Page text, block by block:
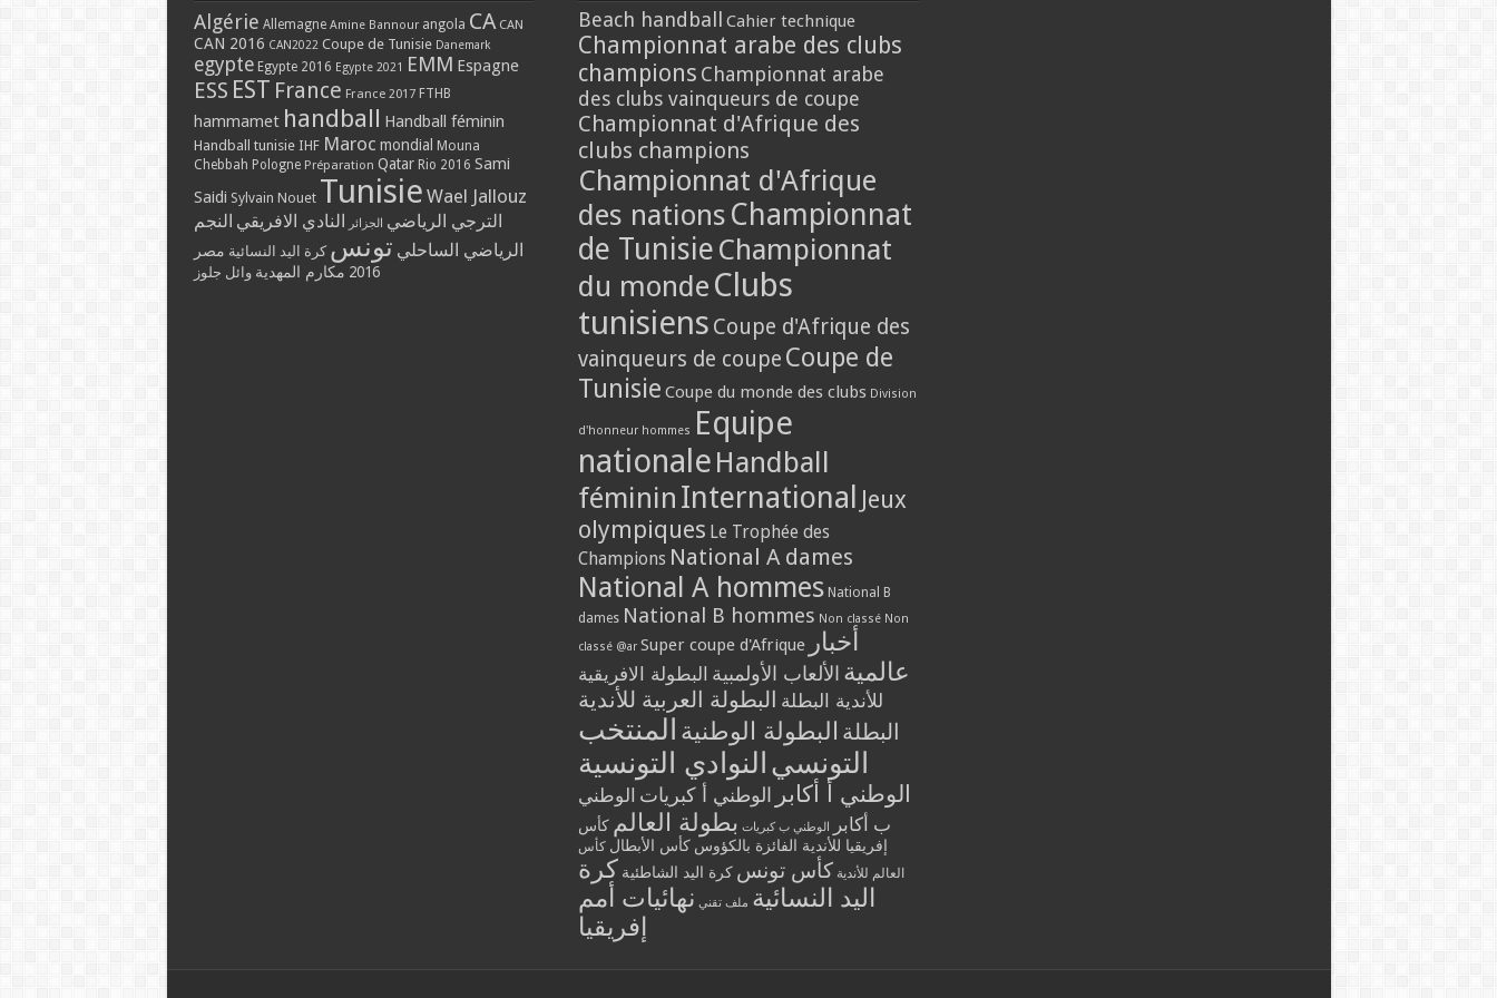
Algérie Allemagne Amine Bannour angola CA CAN
CAN 2016 CAN2022 Coupe de Tunisie Danemark
egypte Egypte 2016 Egypte 2021 EMM Espagne
ESS EST France France 2017 FTHB
hammamet handball Handball féminin
Handball tunisie IHF Maroc mondial Mouna
Chebbah Pologne Préparation Qatar Rio 2016 Sami
Saidi Sylvain Nouet Tunisie Wael Jallouz
الترجي الرياضي الجزائر النادي الافريقي النجم
الرياضي الساحلي تونس كرة اليد النسائية مصر
2016 مكارم المهدية وائل جلوز
Beach handball Cahier technique
Championnat arabe des clubs
champions Championnat arabe
des clubs vainqueurs de coupe
Championnat d'Afrique des
clubs champions
Championnat d'Afrique
des nations Championnat
de Tunisie Championnat
du monde Clubs
tunisiens Coupe d'Afrique des
vainqueurs de coupe Coupe de
Tunisie Coupe du monde des clubs Division
d'honneur hommes Equipe
nationale Handball
féminin International Jeux
olympiques Le Trophée des
Champions National A dames
National A hommes National B
dames National B hommes Non classé Non
classé @ar Super coupe d'Afrique أخبار
عالمية الألعاب الأولمبية البطولة الافريقية
للأندية البطلة البطولة العربية للأندية
البطلة البطولة الوطنية المنتخب
التونسي النوادي التونسية
الوطني أ أكابر الوطني أ كبريات الوطني
ب أكابر
الوطني ب كبريات بطولة العالم كأس
إفريقيا للأندية الفائزة بالكؤوس كأس الأبطال كأس
العالم للأندية كأس تونس كرة اليد الشاطئية كرة
اليد النسائية ملف تقني نهائيات أمم
إفريقيا